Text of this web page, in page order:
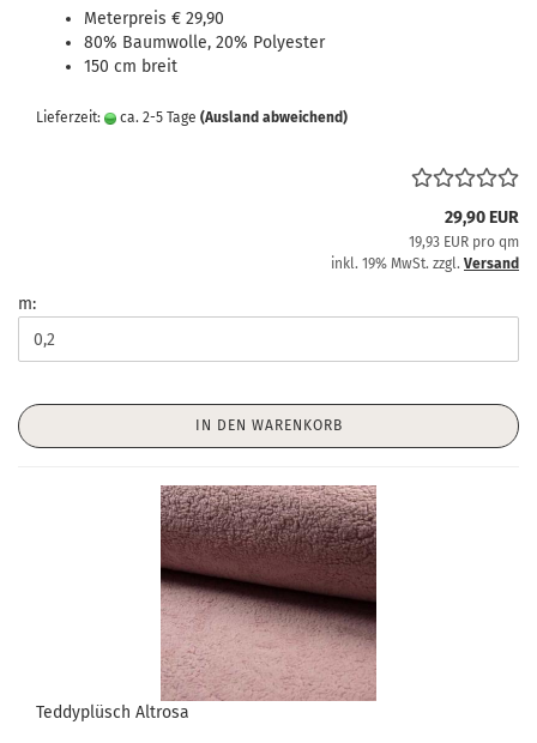
Meterpreis € 29,90
80% Baumwolle, 20% Polyester
150 cm breit
Lieferzeit: ca. 2-5 Tage (Ausland abweichend)
29,90 EUR
19,93 EUR pro qm
inkl. 19% MwSt. zzgl. Versand
m:
IN DEN WARENKORB
Teddyplüsch Altrosa